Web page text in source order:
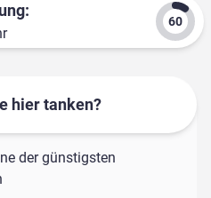
hier tanken?
der günstigsten